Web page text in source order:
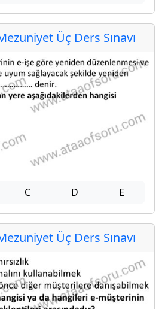
Üç Ders Sınavı
C D E
Üç Ders Sınavı